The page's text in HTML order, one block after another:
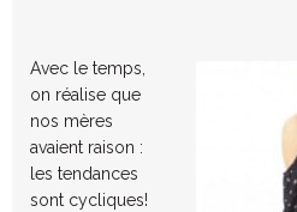
Avec le temps,
on réalise que
nos mères
avaient raison :
les tendances
sont cycliques!